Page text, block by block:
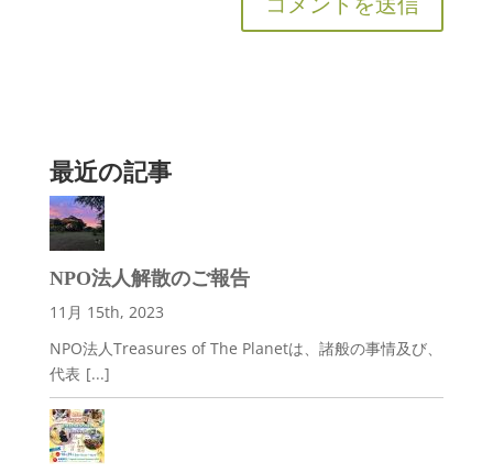
最近の記事
NPO法人解散のご報告
11月 15th, 2023
NPO法人Treasures of The Planetは、諸般の事情及び、
代表 [...]